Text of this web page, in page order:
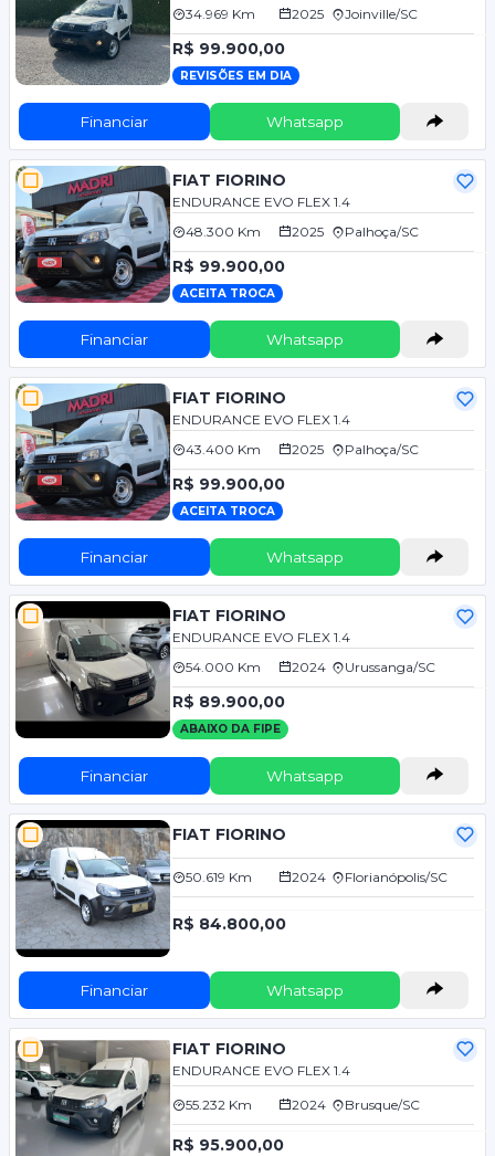
34.969 Km
2025 Joinville/SC
R$ 99.900,00
REVISÕES EM DIA
Financiar Whatsapp
FIAT FIORINO
ENDURANCE EVO FLEX 1.4
48.300 Km
2025 Palhoça/SC
R$ 99.900,00
ACEITA TROCA
Financiar Whatsapp
FIAT FIORINO
ENDURANCE EVO FLEX 1.4
43.400 Km
2025 Palhoça/SC
R$ 99.900,00
ACEITA TROCA
Financiar Whatsapp
FIAT FIORINO
ENDURANCE EVO FLEX 1.4
54.000 Km
2024 Urussanga/SC
R$ 89.900,00
ABAIXO DA FIPE
Financiar Whatsapp
FIAT FIORINO
50.619 Km 2024 Florianópolis/SC
R$ 84.800,00
Financiar Whatsapp
FIAT FIORINO
ENDURANCE EVO FLEX 1.4
55.232 Km 2024 Brusque/SC
R$ 95.900,00